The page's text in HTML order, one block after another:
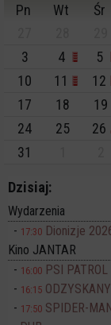
Pn
Wt Śr
3
4 5
10
11 12
17
18 19
24
25 26
31
Dzisiaj:
Wydarzenia
17:30 Dionizje
Kino JANTAR
16:00 PSI
16:15
17:50 SPIDER-